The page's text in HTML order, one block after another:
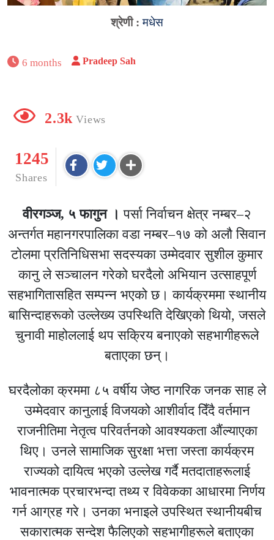
श्रेणी :मधेस
6 months Pradeep Sah
2.3k Views
1245
Shares
वीरगञ्ज, ५ फागुन । पर्सा निर्वाचन क्षेत्र नम्बर–२
अन्तर्गत महानगरपालिका वडा नम्बर–१७ को अलौ सिवान
टोलमा प्रतिनिधिसभा सदस्यका उम्मेदवारसुशील कुमार
कानुले सञ्चालन गरेको घरदैलो अभियान उत्साहपूर्ण
सहभागितासहित सम्पन्न भएको छ। कार्यक्रममा स्थानीय
बासिन्दाहरूको उल्लेख्य उपस्थिति देखिएको थियो, जसले
चुनावी माहोललाई थप सक्रिय बनाएको सहभागीहरूले
बताएका छन्।
घरदैलोका क्रममा ८५ वर्षीय जेष्ठ नागरिकजनक साहले
उम्मेदवार कानुलाई विजयको आशीर्वाद दिँदै वर्तमान
राजनीतिमा नेतृत्व परिवर्तनको आवश्यकता औंल्याएका
थिए। उनले सामाजिक सुरक्षा भत्ता जस्ता कार्यक्रम
राज्यको दायित्व भएको उल्लेख गर्दै मतदाताहरूलाई
भावनात्मक प्रचारभन्दा तथ्य र विवेकका आधारमा निर्णय
गर्न आग्रह गरे। उनका भनाइले उपस्थित स्थानीयबीच
सकारात्मक सन्देश फैलिएको सहभागीहरूले बताएका